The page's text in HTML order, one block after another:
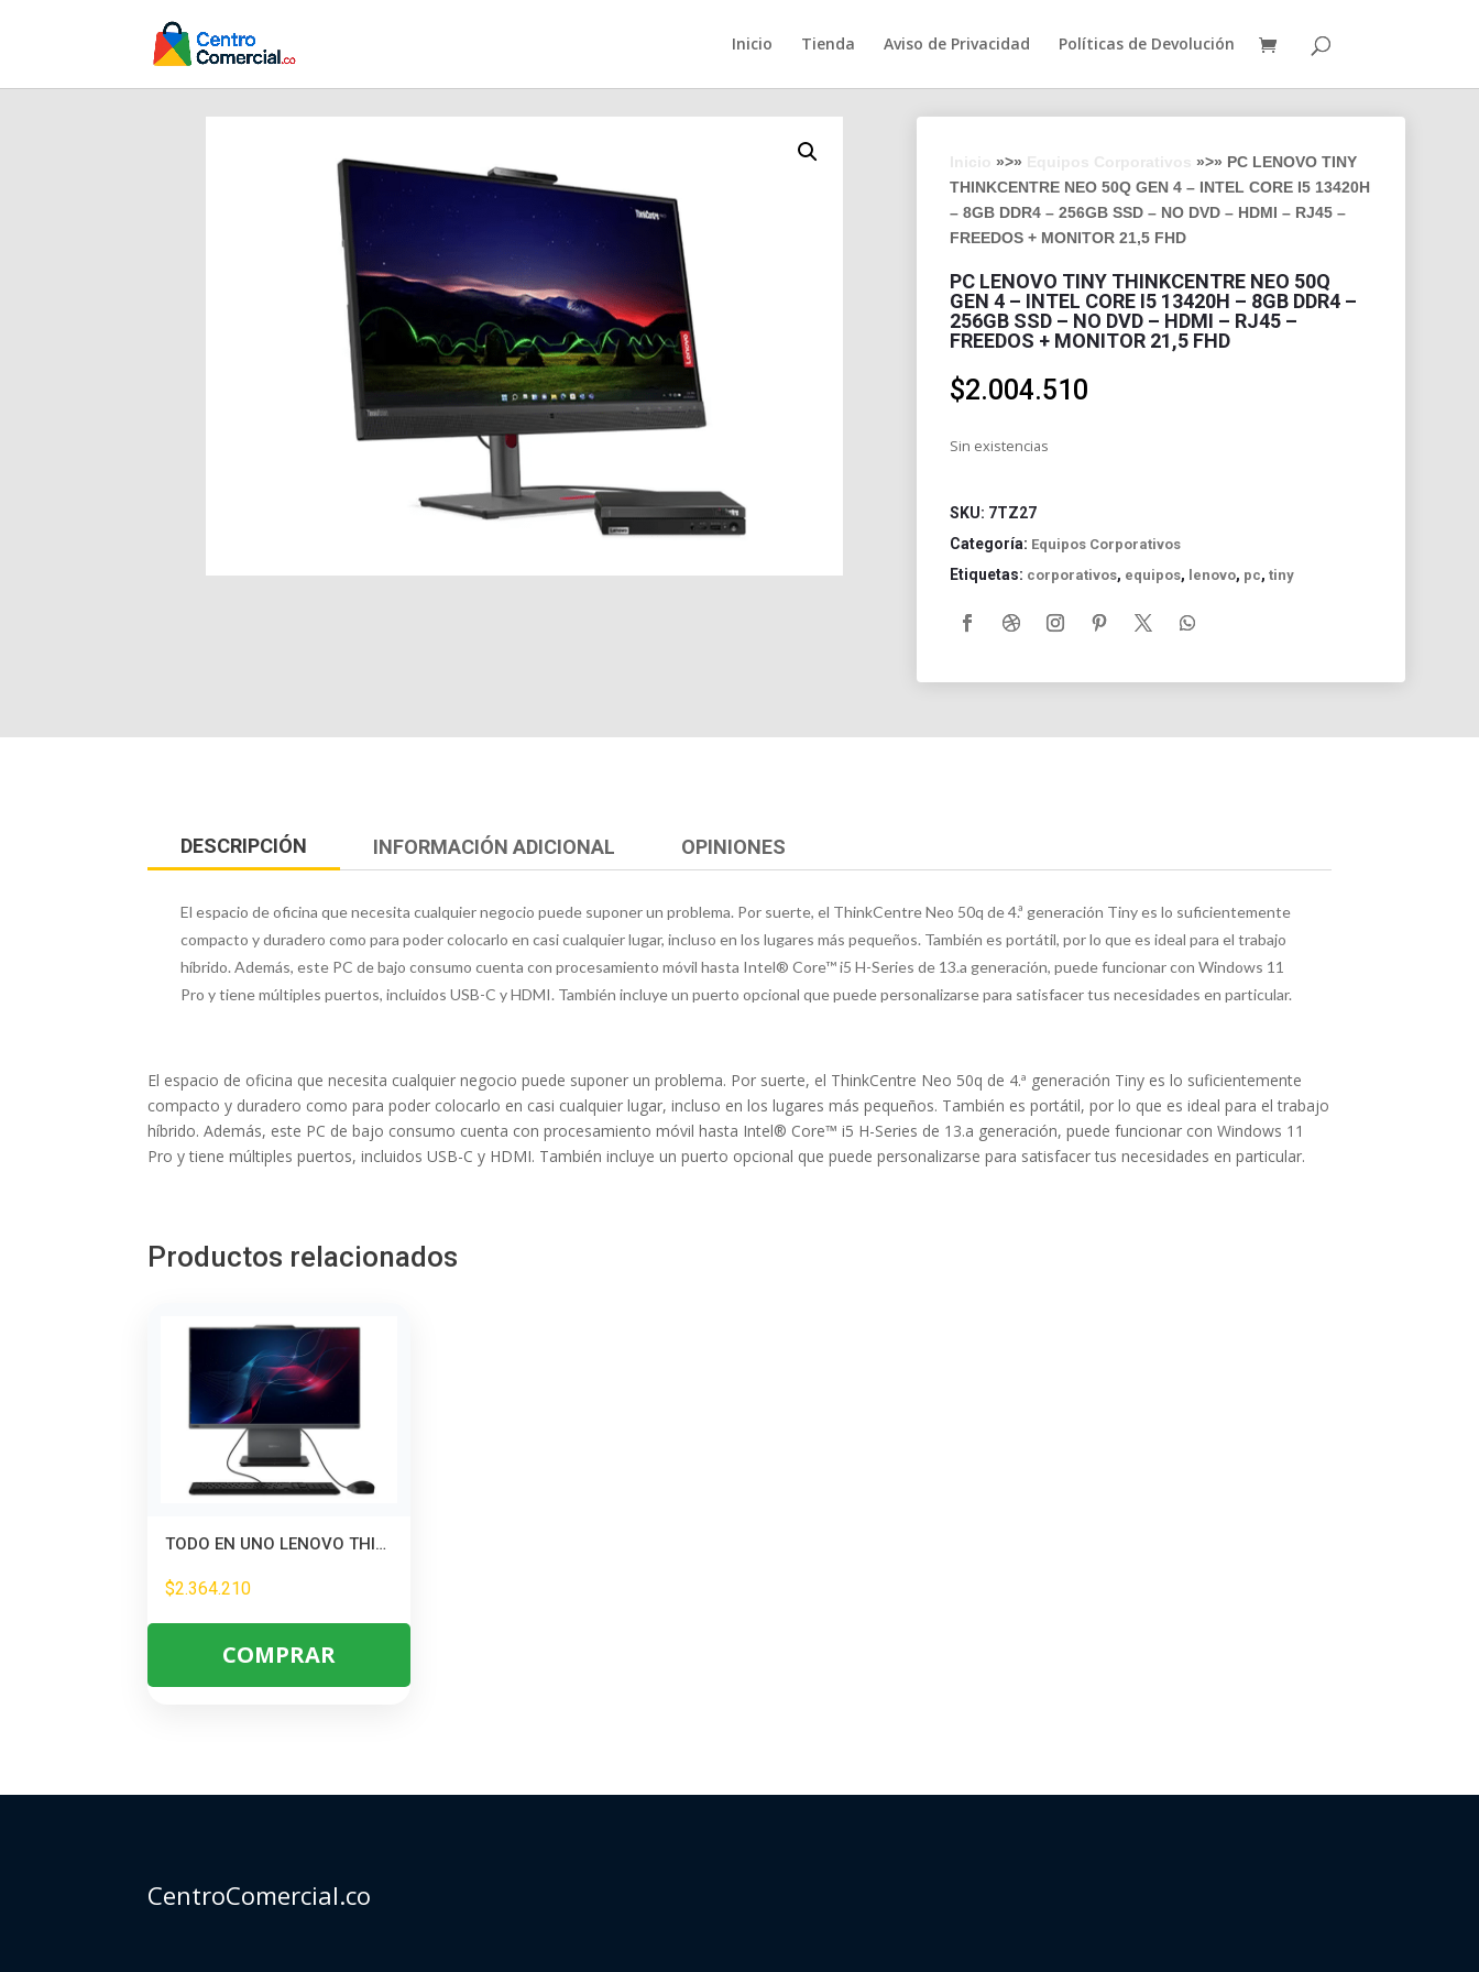
Inicio Tienda Aviso de Privacidad Políticas de Devolución
»>»
»>» PC LENOVO TINY
THINKCENTRE NEO 50Q GEN 4 – INTEL CORE I5 13420H
– 8GB DDR4 – 256GB SSD – NO DVD – HDMI – RJ45 –
FREEDOS + MONITOR 21,5 FHD
PC LENOVO TINY THINKCENTRE NEO 50Q
GEN 4 – INTEL CORE I5 13420H – 8GB DDR4 –
256GB SSD – NO DVD – HDMI – RJ45 –
FREEDOS + MONITOR 21,5 FHD
$2.004.510
Sin existencias
SKU: 7TZ27
Categoría: Equipos Corporativos
Etiquetas: corporativos, equipos, lenovo, pc, tiny
DESCRIPCIÓN INFORMACIÓN ADICIONAL OPINIONES
El espacio de oficina que necesita cualquier negocio puede suponer un problema. Por suerte, el ThinkCentre Neo 50q de 4.ª generación Tiny es lo suficientemente
compacto y duradero como para poder colocarlo en casi cualquier lugar, incluso en los lugares más pequeños. También es portátil, por lo que es ideal para el trabajo
híbrido. Además, este PC de bajo consumo cuenta con procesamiento móvil hasta Intel® Core™ i5 H-Series de 13.a generación, puede funcionar con Windows 11
Pro y tiene múltiples puertos, incluidos USB-C y HDMI. También incluye un puerto opcional que puede personalizarse para satisfacer tus necesidades en particular.
El espacio de oficina que necesita cualquier negocio puede suponer un problema. Por suerte, el ThinkCentre Neo 50q de 4.ª generación Tiny es lo suficientemente
compacto y duradero como para poder colocarlo en casi cualquier lugar, incluso en los lugares más pequeños. También es portátil, por lo que es ideal para el trabajo
híbrido. Además, este PC de bajo consumo cuenta con procesamiento móvil hasta Intel® Core™ i5 H-Series de 13.a generación, puede funcionar con Windows 11
Pro y tiene múltiples puertos, incluidos USB-C y HDMI. También incluye un puerto opcional que puede personalizarse para satisfacer tus necesidades en particular.
Productos relacionados
TODO EN UNO LENOVO THINKCENTRE NEO 50A 24 GEN 5 – INTEL CORE I5 13420H – 8GB DDR5 – 512GB SSD – PANTALLA 23,8\
$2.364.210
COMPRAR
CentroComercial.co